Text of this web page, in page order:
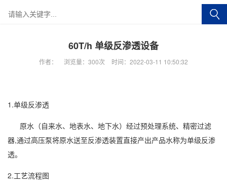
60T/h 单级反渗透设备
作者： 浏览量： 300次 时间：2022-03-11 10:50:32
1.单级反渗透
原水（自来水、地表水、地下水）经过预处理系统、精密过滤
器,通过高压泵将原水送至反渗透装置直接产出产品水称为单级反渗
透。
2.工艺流程图